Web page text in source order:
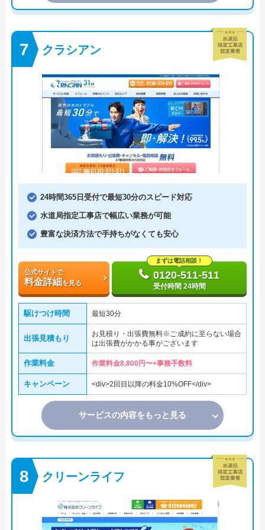
クラシアン
24時間365日受付で最短30分のスピード対応
水道局指定工事店で幅広い業務が可能
豊富な決済方法で手持ちがなくても安心
公式サイトで
料金詳細を見る
まずは電話相談！
0120-511-511
受付時間 24時間
駆けつけ時間 最短30分
出張見積もり
お見積り・出張費無料※ご成約に至らない場合
は出張費がかかる事がございます
作業料金 作業料金8,800円〜+事務手数料
キャンペーン <div>2回目以降の料金10%OFF</div>
サービスの内容をもっと見る
クリーンライフ